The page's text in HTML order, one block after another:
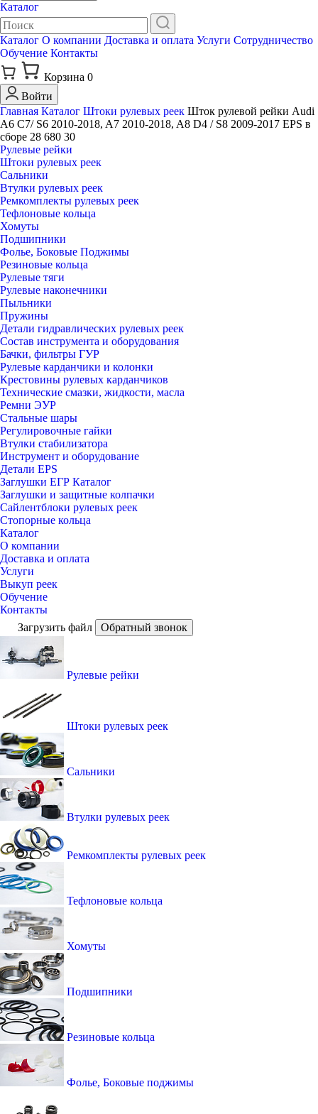
Каталог
Каталог О компании Доставка и оплата Услуги Сотрудничество
Обучение Контакты
Корзина 0
Войти
Главная Каталог Штоки рулевых реек Шток рулевой рейки Audi
A6 C7/ S6 2010-2018, A7 2010-2018, A8 D4 / S8 2009-2017 EPS в
сборе 28 680 30
Рулевые рейки
Штоки рулевых реек
Сальники
Втулки рулевых реек
Ремкомплекты рулевых реек
Тефлоновые кольца
Хомуты
Подшипники
Фолье, Боковые Поджимы
Резиновые кольца
Рулевые тяги
Рулевые наконечники
Пыльники
Пружины
Детали гидравлических рулевых реек
Состав инструмента и оборудования
Бачки, фильтры ГУР
Рулевые карданчики и колонки
Крестовины рулевых карданчиков
Технические смазки, жидкости, масла
Ремни ЭУР
Стальные шары
Регулировочные гайки
Втулки стабилизатора
Инструмент и оборудование
Детали EPS
Заглушки ЕГР Каталог
Заглушки и защитные колпачки
Сайлентблоки рулевых реек
Стопорные кольца
Каталог
О компании
Доставка и оплата
Услуги
Выкуп реек
Обучение
Контакты
Загрузить файл
Обратный звонок
Рулевые рейки
Штоки рулевых реек
Сальники
Втулки рулевых реек
Ремкомплекты рулевых реек
Тефлоновые кольца
Хомуты
Подшипники
Резиновые кольца
Фолье, Боковые поджимы